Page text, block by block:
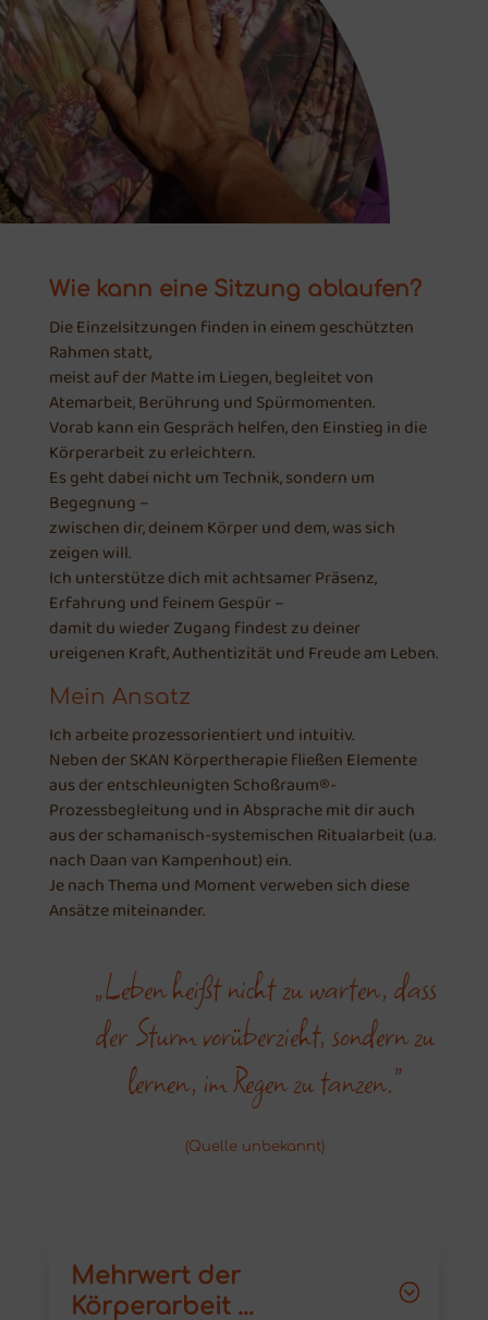
Wie kann eine Sitzung ablaufen?
Die Einzelsitzungen finden in einem geschützten
Rahmen statt,
meist auf der Matte im Liegen, begleitet von
Atemarbeit, Berührung und Spürmomenten.
Vorab kann ein Gespräch helfen, den Einstieg in die
Körperarbeit zu erleichtern.
Es geht dabei nicht um Technik, sondern um
Begegnung –
zwischen dir, deinem Körper und dem, was sich
zeigen will.
Ich unterstütze dich mit achtsamer Präsenz,
Erfahrung und feinem Gespür –
damit du wieder Zugang findest zu deiner
ureigenen Kraft, Authentizität und Freude am Leben.
Mein Ansatz
Ich arbeite prozessorientiert und intuitiv.
Neben der SKAN Körpertherapie fließen Elemente
aus der entschleunigten Schoßraum®-
Prozessbegleitung und in Absprache mit dir auch
aus der schamanisch-systemischen Ritualarbeit (u.a.
nach Daan van Kampenhout) ein.
Je nach Thema und Moment verweben sich diese
Ansätze miteinander.
„Leben heißt nicht zu warten, dass
der Sturm vorüberzieht, sondern zu
lernen, im Regen zu tanzen.“
(Quelle unbekannt)
Mehrwert der
Körperarbeit ...